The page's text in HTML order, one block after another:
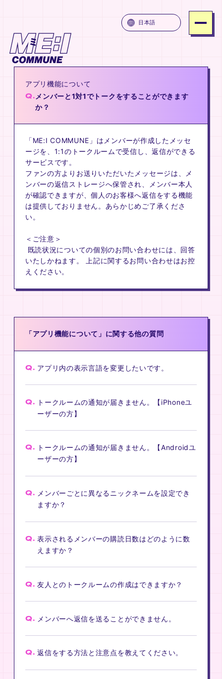
日本語
SERVICE
PRICE
ATTENTION
FAQ
JOIN
LOGIN
ME:I COMMUNE ME:I
アプリ機能について
Q. メンバーと1対1でトークをすることができます
か？
「ME:I COMMUNE」はメンバーが作成したメッセ
ージを、1:1のトークルームで受信し、返信ができる
サービスです。
ファンの方よりお送りいただいたメッセージは、メ
ンバーの返信ストレージへ保管され、メンバー本人
が確認できますが、個人のお客様へ返信をする機能
は提供しておりません。あらかじめご了承くださ
い。
＜ご注意＞
既読状況についての個別のお問い合わせには、回答
いたしかねます。 上記に関するお問い合わせはお控
えください。
「アプリ機能について」に関する他の質問
Q. アプリ内の表示言語を変更したいです。
Q. トークルームの通知が届きません。【iPhoneユ
ーザーの方】
Q. トークルームの通知が届きません。【Androidユ
ーザーの方】
Q. メンバーごとに異なるニックネームを設定でき
ますか？
Q. 表示されるメンバーの購読日数はどのように数
えますか？
Q. 友人とのトークルームの作成はできますか？
Q. メンバーへ返信を送ることができません。
Q. 返信をする方法と注意点を教えてください。